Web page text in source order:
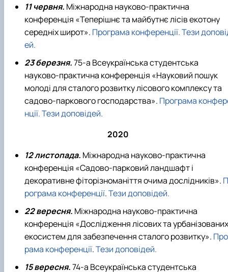
11 червня. Міжнародна науково-практична
конференція «Теперішнє та майбутнє лісів екотону
середніх широт». Програма конференції.Тези
ей.
23 березня.75-а Всеукраїнська студентська
науково-практична конференція «Науковий пошук
молоді для сталого розвитку лісового комплексу та
садово-паркового господарства». Програма
нції.Тези доповідей.
2020
12 листопада. Міжнародна науково-практична
конференція «Садово-парковий ландшафт і
декоративне фіторізноманіття очима дослідників». П
рограма конференції.Тези доповідей.
22 вересня. Міжнародна науково-практична
конференція «Дослідження лісових та урбанізованих
екосистем для забезпечення сталого розвитку».
рама конференції.Тези доповідей.
15 вересня.74-а Всеукраїнська студентська